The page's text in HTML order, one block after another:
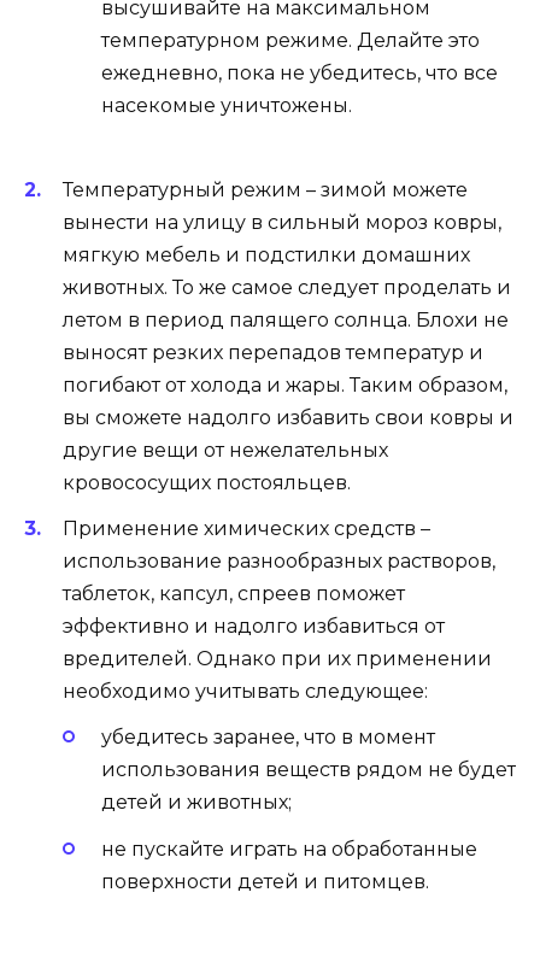
высушивайте на максимальном
температурном режиме. Делайте это
ежедневно, пока не убедитесь, что все
насекомые уничтожены.
Температурный режим – зимой можете
вынести на улицу в сильный мороз ковры,
мягкую мебель и подстилки домашних
животных. То же самое следует проделать и
летом в период палящего солнца. Блохи не
выносят резких перепадов температур и
погибают от холода и жары. Таким образом,
вы сможете надолго избавить свои ковры и
другие вещи от нежелательных
кровососущих постояльцев.
Применение химических средств –
использование разнообразных растворов,
таблеток, капсул, спреев поможет
эффективно и надолго избавиться от
вредителей. Однако при их применении
необходимо учитывать следующее:
убедитесь заранее, что в момент
использования веществ рядом не будет
детей и животных;
не пускайте играть на обработанные
поверхности детей и питомцев.